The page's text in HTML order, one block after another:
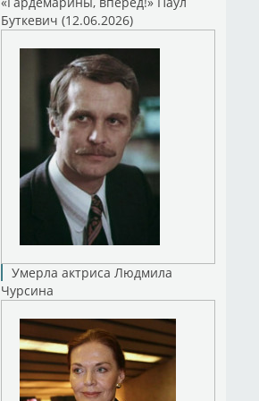
Буткевич (12.06.2026)
Умерла актриса Людмила
Чурсина